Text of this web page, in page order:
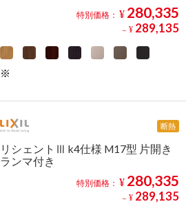
特別価格： ¥ 280,335
～ ¥ 289,135
断熱
リシェントⅢ k4仕様 M17型 片開き
ランマ付き
特別価格： ¥ 280,335
～ ¥ 289,135